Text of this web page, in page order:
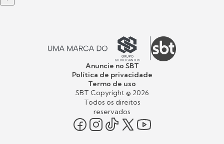
Anuncie no SBT
Política de privacidade
Termo de uso
SBT Copyright © 2026
Todos os direitos
reservados